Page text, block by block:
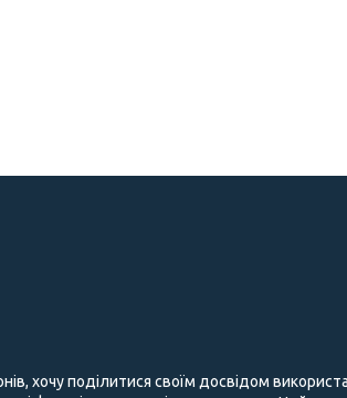
хочу поділитися своїм досвідом